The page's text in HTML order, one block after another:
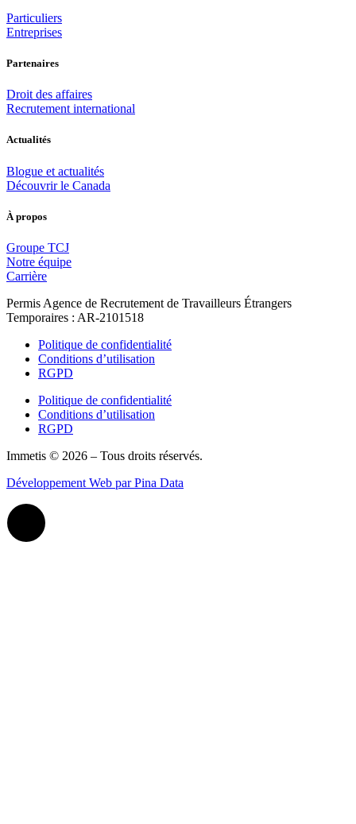
Particuliers
Entreprises
Partenaires
Droit des affaires
Recrutement international
Actualités
Blogue et actualités
Découvrir le Canada
À propos
Groupe TCJ
Notre équipe
Carrière
Permis Agence de Recrutement de Travailleurs Étrangers
Temporaires : AR-2101518
Politique de confidentialité
Conditions d’utilisation
RGPD
Politique de confidentialité
Conditions d’utilisation
RGPD
Immetis © 2026 – Tous droits réservés.
Développement Web par Pina Data